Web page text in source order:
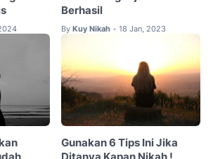
Berhasil
By Kuy Nikah • 18 Jan, 2023
Gunakan 6 Tips Ini Jika